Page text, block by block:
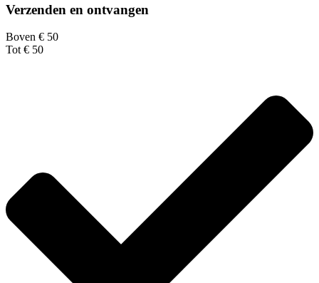
Verzenden en ontvangen
Boven € 50
Tot € 50